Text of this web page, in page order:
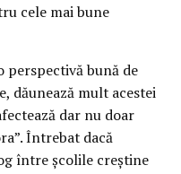
cele mai bune
perspectivă bună de
dăunează mult acestei
dar nu doar
Întrebat dacă
între școlile creștine